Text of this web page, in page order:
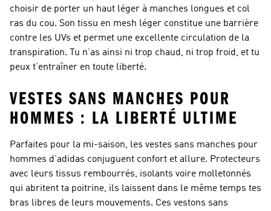
choisir de porter un haut léger à manches longues et col
ras du cou. Son tissu en mesh léger constitue une barrière
contre les UVs et permet une excellente circulation de la
transpiration. Tu n’as ainsi ni trop chaud, ni trop froid, et tu
peux t’entraîner en toute liberté.
VESTES SANS MANCHES POUR
HOMMES : LA LIBERTÉ ULTIME
Parfaites pour la mi-saison, les vestes sans manches pour
hommes d’adidas conjuguent confort et allure. Protecteurs
avec leurs tissus rembourrés, isolants voire molletonnés
qui abritent ta poitrine, ils laissent dans le même temps tes
bras libres de leurs mouvements. Ces vestons sans